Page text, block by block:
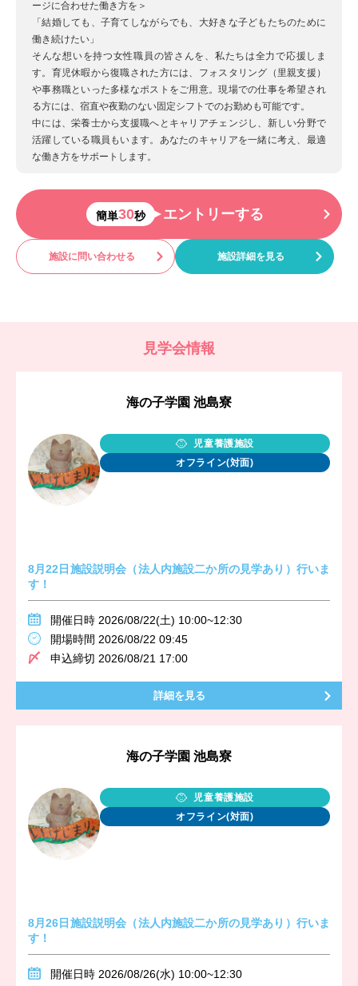
ージに合わせた働き方を＞
「結婚しても、子育てしながらでも、大好きな子どもたちのために
働き続けたい」
そんな想いを持つ女性職員の皆さんを、私たちは全力で応援しま
す。育児休暇から復職された方には、フォスタリング（里親支援）
や事務職といった多様なポストをご用意。現場での仕事を希望され
る方には、宿直や夜勤のない固定シフトでのお勤めも可能です。
中には、栄養士から支援職へとキャリアチェンジし、新しい分野で
活躍している職員もいます。あなたのキャリアを一緒に考え、最適
な働き方をサポートします。
簡単30秒 エントリーする
施設に問い合わせる 施設詳細を見る
見学会情報
海の子学園 池島寮
児童養護施設
オフライン(対面)
8月22日施設説明会（法人内施設二か所の見学あり）行いま
す！
開催日時 2026/08/22(土) 10:00~12:30
開場時間 2026/08/22 09:45
申込締切 2026/08/21 17:00
詳細を見る
海の子学園 池島寮
児童養護施設
オフライン(対面)
8月26日施設説明会（法人内施設二か所の見学あり）行いま
す！
開催日時 2026/08/26(水) 10:00~12:30